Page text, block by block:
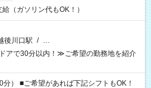
（ガソリン代もOK！）
後川口駅 / …
アで30分以内！≫ご希望の勤務地を紹介
トもOK！